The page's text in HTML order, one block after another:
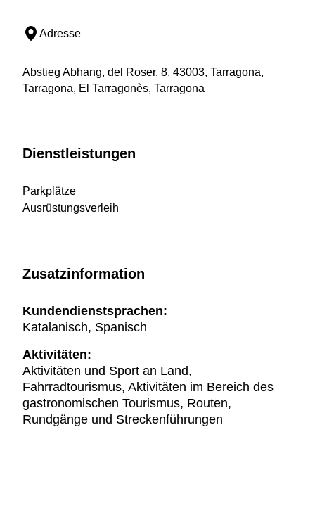
Adresse
Abstieg Abhang, del Roser, 8, 43003, Tarragona,
Tarragona, El Tarragonès, Tarragona
Dienstleistungen
Parkplätze
Ausrüstungsverleih
Zusatzinformation
Kundendienstsprachen:
Katalanisch, Spanisch
Aktivitäten:
Aktivitäten und Sport an Land,
Fahrradtourismus, Aktivitäten im Bereich des
gastronomischen Tourismus, Routen,
Rundgänge und Streckenführungen